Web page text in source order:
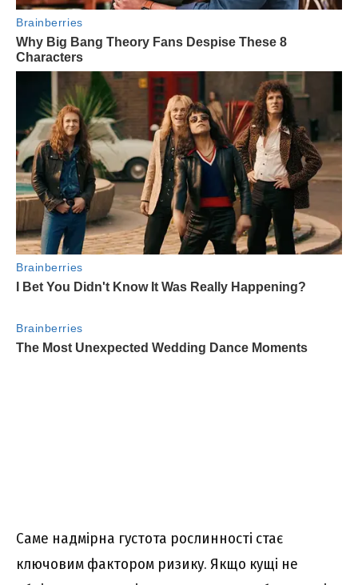
Саме надмірна густота рослинності стає
ключовим фактором ризику. Якщо кущі не